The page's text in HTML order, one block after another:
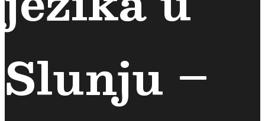
Slunju –